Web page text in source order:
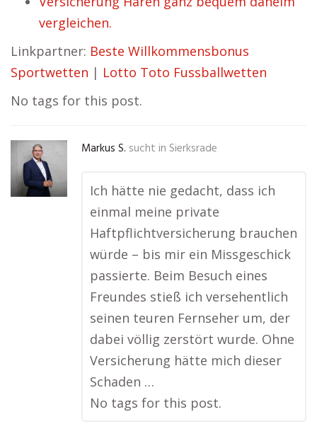
vergleichen.
Linkpartner: Beste Willkommensbonus
Sportwetten | Lotto Toto Fussballwetten
No tags for this post.
Markus S. sucht in Sierksrade
Ich hätte nie gedacht, dass ich
einmal meine private
Haftpflichtversicherung brauchen
würde – bis mir ein Missgeschick
passierte. Beim Besuch eines
Freundes stieß ich versehentlich
seinen teuren Fernseher um, der
dabei völlig zerstört wurde. Ohne
Versicherung hätte mich dieser
Schaden …
No tags for this post.